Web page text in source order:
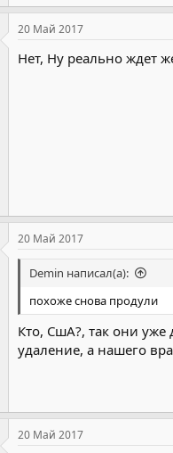
20 Май 2017
Нет, Ну реально ждет
20 Май 2017
Demin написал(а):
похоже снова продули
Кто, СшА?, так они
удаление, а нашего
20 Май 2017